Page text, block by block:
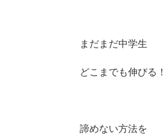
まだまだ中学生
どこまでも伸びる！
諦めない方法を